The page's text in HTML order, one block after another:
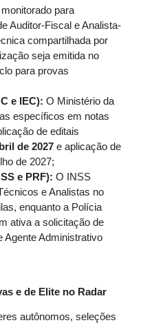
para
Auditor-Fiscal e Analista-
compartilhada por
seja emitida no
para provas
e IEC): O Ministério da
específicos em notas
de editais
de 2027 e aplicação de
de 2027;
e PRF): O INSS
e Analistas no
enquanto a Polícia
ativa a solicitação de
Agente Administrativo
e de Elite no Radar
autônomos, seleções